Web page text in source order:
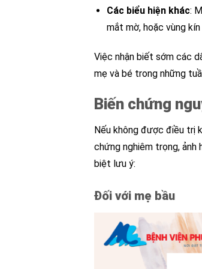
Các biểu hiện khác:
mắt mờ, hoặc vùng
Việc nhận biết sớm các
mẹ và bé trong những
Biến chứng
Nếu không được điều trị
chứng nghiêm trọng, ảnh
biệt lưu ý:
Đối với mẹ bầu